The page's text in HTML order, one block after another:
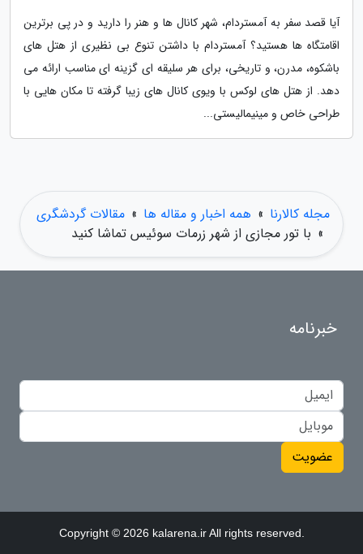
آیا قصد سفر به آمستردام، شهر کانال ها و هنر را دارید و در پی برترین
اقامتگاه ها هستید؟ آمستردام با داشتن تنوع بی نظیری از هتل های
باشکوه، مدرن، و تاریخی، برای هر سلیقه ای گزینه ای مناسب ارائه می
دهد. از هتل های لوکس با ویوی کانال های زیبا گرفته تا مکان هایی با
طراحی خاص و مینیمالیستی...
مجله کالارنا » همه اخبار و مقاله ها » مقالات گردشگری
» با تور مجازی از شهر زرمات سوئیس تماشا کنید
خبرنامه
عضویت
Copyright © 2026 kalarena.ir All rights reserved.